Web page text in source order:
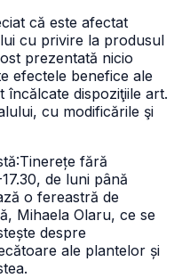
că este afectat
cu privire la produsul
prezentată nicio
efectele benefice ale
dispoziţiile art.
cu modificările şi
fără
de luni până
o fereastră de
Mihaela Olaru, ce se
despre
ale plantelor și